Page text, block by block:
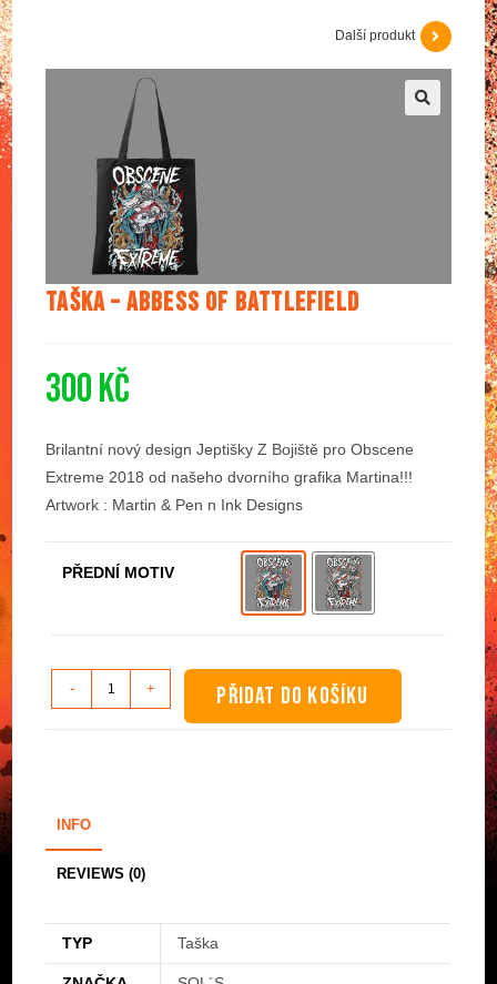
Další produkt
Taška – Abbess Of Battlefield
300Kč
Brilantní nový design Jeptišky Z Bojiště pro Obscene
Extreme 2018 od našeho dvorního grafika Martina!!!
Artwork : Martin & Pen n Ink Designs
PŘEDNÍ MOTIV
-
množství
- + PŘIDAT DO KOŠÍKU
INFO
REVIEWS (0)
TYP Taška